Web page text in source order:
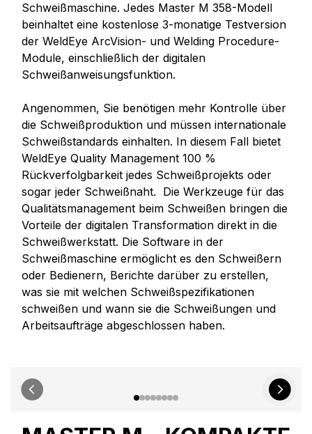
Schweißmaschine. Jedes Master M 358-Modell
beinhaltet eine kostenlose 3-monatige Testversion
der WeldEye ArcVision- und Welding Procedure-
Module, einschließlich der digitalen
Schweißanweisungsfunktion.
Angenommen, Sie benötigen mehr Kontrolle über
die Schweißproduktion und müssen internationale
Schweißstandards einhalten. In diesem Fall bietet
WeldEye Quality Management 100 %
Rückverfolgbarkeit jedes Schweißprojekts oder
sogar jeder Schweißnaht. Die Werkzeuge für das
Qualitätsmanagement beim Schweißen bringen die
Vorteile der digitalen Transformation direkt in die
Schweißwerkstatt. Die Software in der
Schweißmaschine ermöglicht es den Schweißern
oder Bedienern, Berichte darüber zu erstellen,
was sie mit welchen Schweißspezifikationen
schweißen und wann sie die Schweißungen und
Arbeitsaufträge abgeschlossen haben.